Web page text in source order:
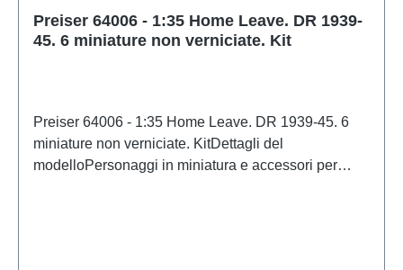
Preiser 64006 - 1:35 Home Leave. DR 1939-
45. 6 miniature non verniciate. Kit
Preiser 64006 - 1:35 Home Leave. DR 1939-45. 6
miniature non verniciate. KitDettagli del
modelloPersonaggi in miniatura e accessori per